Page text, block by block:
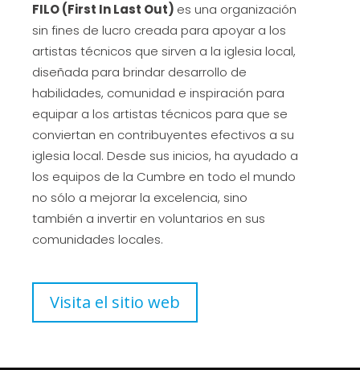
FILO (First In Last Out) es una organización
sin fines de lucro creada para apoyar a los
artistas técnicos que sirven a la iglesia local,
diseñada para brindar desarrollo de
habilidades, comunidad e inspiración para
equipar a los artistas técnicos para que se
conviertan en contribuyentes efectivos a su
iglesia local. Desde sus inicios, ha ayudado a
los equipos de la Cumbre en todo el mundo
no sólo a mejorar la excelencia, sino
también a invertir en voluntarios en sus
comunidades locales.
Visita el sitio web